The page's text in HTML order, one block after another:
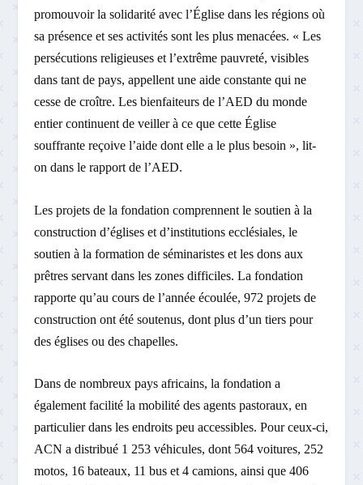
promouvoir la solidarité avec l’Église dans les régions où
sa présence et ses activités sont les plus menacées. « Les
persécutions religieuses et l’extrême pauvreté, visibles
dans tant de pays, appellent une aide constante qui ne
cesse de croître. Les bienfaiteurs de l’AED du monde
entier continuent de veiller à ce que cette Église
souffrante reçoive l’aide dont elle a le plus besoin », lit-
on dans le rapport de l’AED.
Les projets de la fondation comprennent le soutien à la
construction d’églises et d’institutions ecclésiales, le
soutien à la formation de séminaristes et les dons aux
prêtres servant dans les zones difficiles. La fondation
rapporte qu’au cours de l’année écoulée, 972 projets de
construction ont été soutenus, dont plus d’un tiers pour
des églises ou des chapelles.
Dans de nombreux pays africains, la fondation a
également facilité la mobilité des agents pastoraux, en
particulier dans les endroits peu accessibles. Pour ceux-ci,
ACN a distribué 1 253 véhicules, dont 564 voitures, 252
motos, 16 bateaux, 11 bus et 4 camions, ainsi que 406